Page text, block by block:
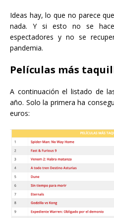
Ideas hay, lo que no parece
nada. Y si esto no se
espectadores y no se
pandemia.
Películas más
A continuación el listado de
año. Solo la primera ha
euros: